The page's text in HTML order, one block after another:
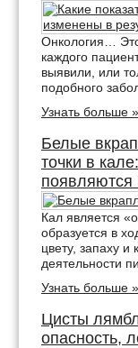
Онкология…
каждого
выявили, или
подобного
Узнать больше »
Белые
точки в
Кал является
образуется в
цвету, запаху и
деятельности
Узнать больше »
Цисты
опасность,